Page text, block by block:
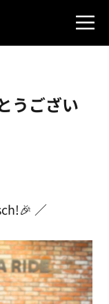
うござい
／